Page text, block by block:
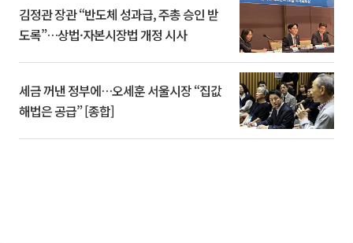
김정관 장관 “반도체 성과급, 주총 승인 받
도록”…상법·자본시장법 개정 시사
세금 꺼낸 정부에…오세훈 서울시장 “집값
해법은 공급” [종합]